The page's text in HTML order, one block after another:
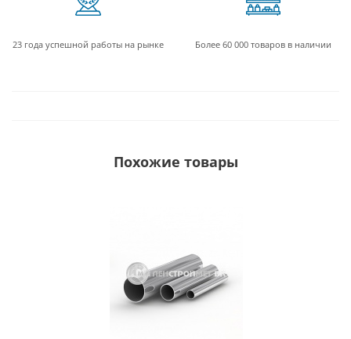
23 года успешной работы на рынке Более 60 000 товаров в наличии
Похожие товары